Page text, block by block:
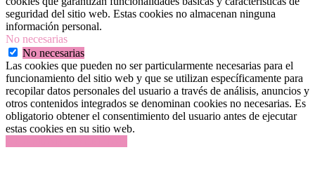
seguridad del sitio web. Estas cookies no almacenan ninguna
información personal.
No necesarias
No necesarias
Las cookies que pueden no ser particularmente necesarias para el
funcionamiento del sitio web y que se utilizan específicamente para
recopilar datos personales del usuario a través de análisis, anuncios y
otros contenidos integrados se denominan cookies no necesarias. Es
obligatorio obtener el consentimiento del usuario antes de ejecutar
estas cookies en su sitio web.